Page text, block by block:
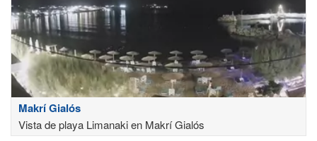
Makrí Gialós
Vista de playa Limanaki en Makrí Gialós